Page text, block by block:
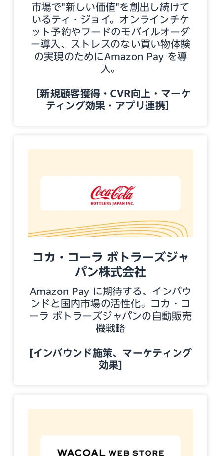
市場で"新しい価値"を創出し続けて
いるティ・ジョイ。オンラインチケ
ット予約やフードのモバイルオーダ
ー導入、ストレスのない買い物体験
の実現のためにAmazon Pay を導
入。
［新規顧客獲得・CVR向上・マーケ
ティング効果・アプリ連携］
コカ・コーラ ボトラーズジャ
パン株式会社
Amazon Pay に期待する、インバウ
ンドと国内市場の活性化。コカ・コ
ーラ ボトラーズジャパンの自動販売
機戦略
[インバウンド施策、マーケティング
効果]